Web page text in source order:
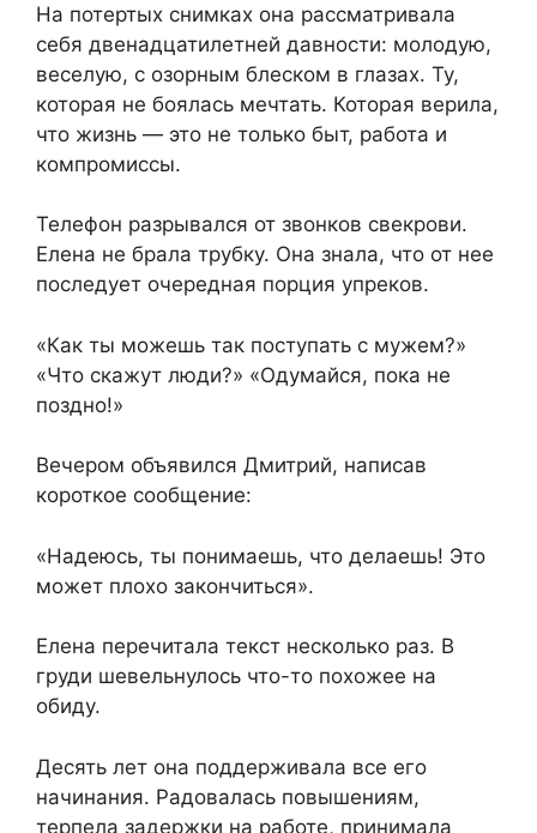
На потертых снимках она рассматривала
себя двенадцатилетней давности: молодую,
веселую, с озорным блеском в глазах. Ту,
которая не боялась мечтать. Которая верила,
что жизнь — это не только быт, работа и
компромиссы.
Телефон разрывался от звонков свекрови.
Елена не брала трубку. Она знала, что от нее
последует очередная порция упреков.
«Как ты можешь так поступать с мужем?»
«Что скажут люди?» «Одумайся, пока не
поздно!»
Вечером объявился Дмитрий, написав
короткое сообщение:
«Надеюсь, ты понимаешь, что делаешь! Это
может плохо закончиться».
Елена перечитала текст несколько раз. В
груди шевельнулось что-то похожее на
обиду.
Десять лет она поддерживала все его
начинания. Радовалась повышениям,
терпела задержки на работе, принимала